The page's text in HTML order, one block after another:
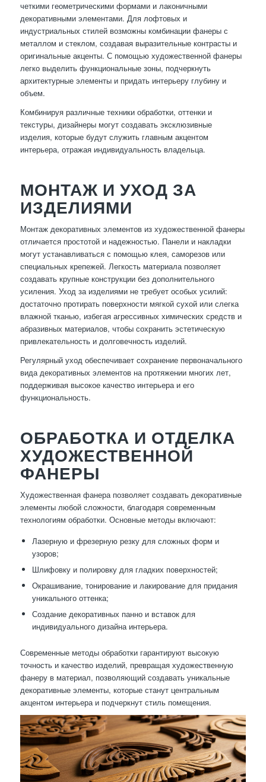
четкими геометрическими формами и лаконичными
декоративными элементами. Для лофтовых и
индустриальных стилей возможны комбинации фанеры с
металлом и стеклом, создавая выразительные контрасты и
оригинальные акценты. С помощью художественной фанеры
легко выделить функциональные зоны, подчеркнуть
архитектурные элементы и придать интерьеру глубину и
объем.
Комбинируя различные техники обработки, оттенки и
текстуры, дизайнеры могут создавать эксклюзивные
изделия, которые будут служить главным акцентом
интерьера, отражая индивидуальность владельца.
МОНТАЖ И УХОД ЗА
ИЗДЕЛИЯМИ
Монтаж декоративных элементов из художественной фанеры
отличается простотой и надежностью. Панели и накладки
могут устанавливаться с помощью клея, саморезов или
специальных крепежей. Легкость материала позволяет
создавать крупные конструкции без дополнительного
усиления. Уход за изделиями не требует особых усилий:
достаточно протирать поверхности мягкой сухой или слегка
влажной тканью, избегая агрессивных химических средств и
абразивных материалов, чтобы сохранить эстетическую
привлекательность и долговечность изделий.
Регулярный уход обеспечивает сохранение первоначального
вида декоративных элементов на протяжении многих лет,
поддерживая высокое качество интерьера и его
функциональность.
ОБРАБОТКА И ОТДЕЛКА
ХУДОЖЕСТВЕННОЙ
ФАНЕРЫ
Художественная фанера позволяет создавать декоративные
элементы любой сложности, благодаря современным
технологиям обработки. Основные методы включают:
Лазерную и фрезерную резку для сложных форм и
узоров;
Шлифовку и полировку для гладких поверхностей;
Окрашивание, тонирование и лакирование для придания
уникального оттенка;
Создание декоративных панно и вставок для
индивидуального дизайна интерьера.
Современные методы обработки гарантируют высокую
точность и качество изделий, превращая художественную
фанеру в материал, позволяющий создавать уникальные
декоративные элементы, которые станут центральным
акцентом интерьера и подчеркнут стиль помещения.